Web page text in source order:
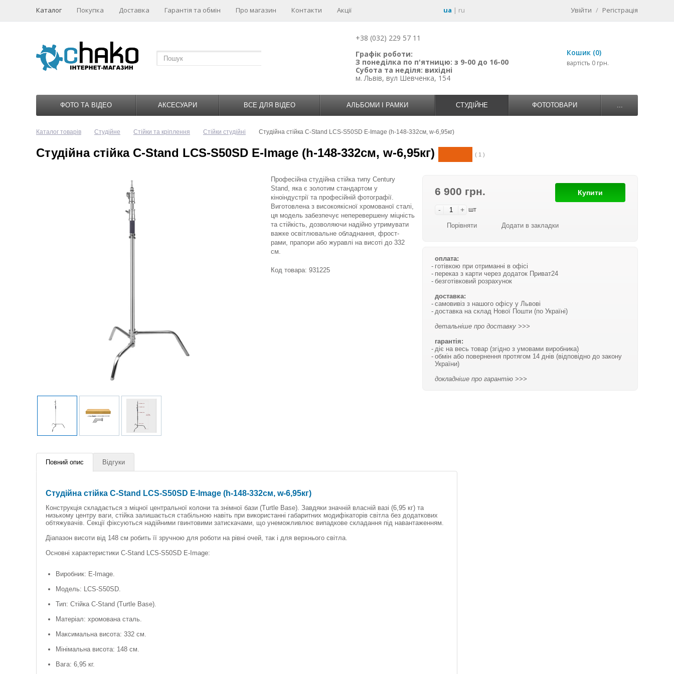
Каталог Покупка Доставка Гарантія та обмін Про магазин Контакти Акції ua | ru Увійти / Регістрація
+38 (032) 229 57 11
Графік роботи:
З понеділка по п'ятницю: з 9-00 до 16-00
Субота та неділя: вихідні
м. Львів, вул Шевченка, 154
Кошик (0)
вартість 0 грн.
ФОТО ТА ВІДЕО АКСЕСУАРИ ВСЕ ДЛЯ ВІДЕО АЛЬБОМИ І РАМКИ СТУДІЙНЕ ФОТОТОВАРИ ...
Каталог товарів Студійне Стійки та кріплення Стійки студійні Студійна стійка C-Stand LCS-S50SD E-Image (h-148-332см, w-6,95кг)
Студійна стійка C-Stand LCS-S50SD E-Image (h-148-332см, w-6,95кг) ( 1 )
6 900 грн.
- + шт
Купити
Порівняти Додати в закладки
оплата:
готівкою при отриманні в офісі
переказ з карти через додаток Приват24
безготівковий розрахунок
доставка:
самовивіз з нашого офісу у Львові
доставка на склад Нової Пошти (по Україні)
детальніше про доставку >>>
гарантія:
діє на весь товар (згідно з умовами виробника)
обмін або повернення протягом 14 днів (відповідно до закону
України)
докладніше про гарантію >>>
Професійна студійна стійка типу Century
Stand, яка є золотим стандартом у
кіноіндустрії та професійній фотографії.
Виготовлена ​​з високоякісної хромованої сталі,
ця модель забезпечує неперевершену міцність
та стійкість, дозволяючи надійно утримувати
важке освітлювальне обладнання, фрост-
рами, прапори або журавлі на висоті до 332
см.
Код товара: 931225
Повний опис Відгуки
Студійна стійка C-Stand LCS-S50SD E-Image (h-148-332см, w-6,95кг)
Конструкція складається з міцної центральної колони та знімної бази (Turtle Base). Завдяки значній власній вазі (6,95 кг) та
низькому центру ваги, стійка залишається стабільною навіть при використанні габаритних модифікаторів світла без додаткових
обтяжувачів. Секції фіксуються надійними гвинтовими затискачами, що унеможливлює випадкове складання під навантаженням.
Діапазон висоти від 148 см робить її зручною для роботи на рівні очей, так і для верхнього світла.
Основні характеристики C-Stand LCS-S50SD E-Image:
Виробник: E-Image.
Модель: LCS-S50SD.
Тип: Стійка C-Stand (Turtle Base).
Матеріал: хромована сталь.
Максимальна висота: 332 см.
Мінімальна висота: 148 см.
Вага: 6,95 кг.